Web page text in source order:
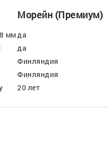
Морейн (Премиум)
ммда
да
Финляндия
Финляндия
20 лет